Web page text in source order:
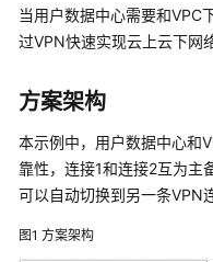
品
介
费
说
明
快
当用户数据中心需要和VPC
过VPN快速实现云上云下网
方案架构
本示例中，用户数据中心和
靠性，连接1和连接2互为主
可以自动切换到另一条VPN
图1 方案架构